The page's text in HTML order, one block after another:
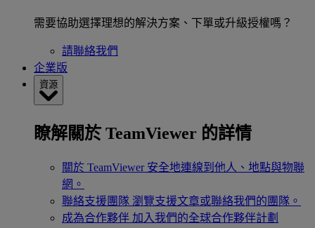
需要協助選擇理想的解決方案、下單或升級授權嗎？
請聯絡我們
企業版
資源
瞭解關於 TeamViewer 的詳情
關於 TeamViewer 安全地連線到他人、地點與物聯
網。
聯絡支援團隊 瀏覽支援文章或聯絡我們的團隊。
成為合作夥伴 加入我們的全球合作夥伴計劃